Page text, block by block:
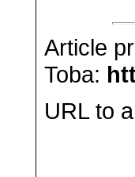
Article
Toba:
URL to